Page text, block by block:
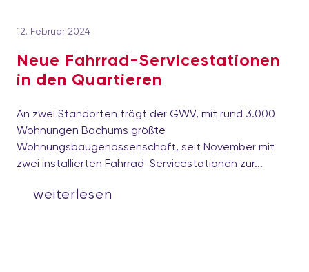
12. Februar 2024
Neue Fahrrad-Servicestationen
in den Quartieren
An zwei Standorten trägt der GWV, mit rund 3.000
Wohnungen Bochums größte
Wohnungsbaugenossenschaft, seit November mit
zwei installierten Fahrrad-Servicestationen zur...
weiterlesen